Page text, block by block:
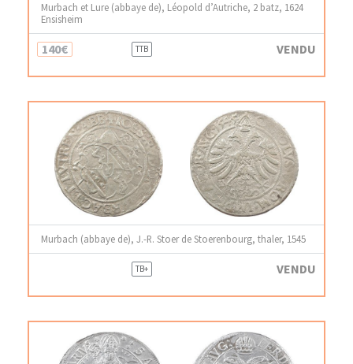
Murbach et Lure (abbaye de), Léopold d’Autriche, 2 batz, 1624
Ensisheim
140€ TTB VENDU
Murbach (abbaye de), J.-R. Stoer de Stoerenbourg, thaler, 1545
TB+ VENDU